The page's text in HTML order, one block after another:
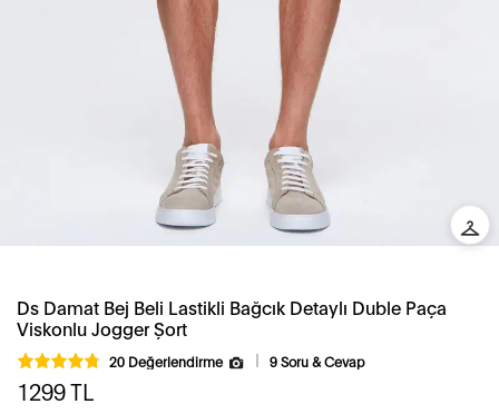
Ds Damat Bej Beli Lastikli Bağcık Detaylı Duble Paça
Viskonlu Jogger Şort
20 Değerlendirme 9 Soru & Cevap
1299TL